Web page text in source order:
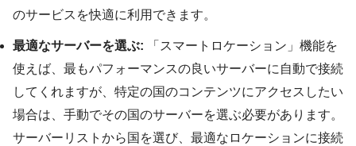
のサービスを快適に利用できます。
最適なサーバーを選ぶ: 「スマートロケーション」機能を
使えば、最もパフォーマンスの良いサーバーに自動で接続
してくれますが、特定の国のコンテンツにアクセスしたい
場合は、手動でその国のサーバーを選ぶ必要があります。
サーバーリストから国を選び、最適なロケーションに接続